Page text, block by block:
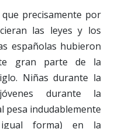
precisamente por
las leyes y los
españolas hubieron
gran parte de la
Niñas durante la
durante la
pesa indudablemente
forma) en la